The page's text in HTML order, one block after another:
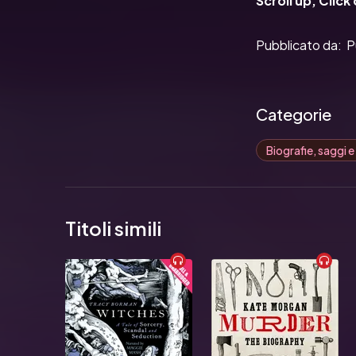
Pubblicato da:
Categorie
Biografie, saggi
Titoli simili